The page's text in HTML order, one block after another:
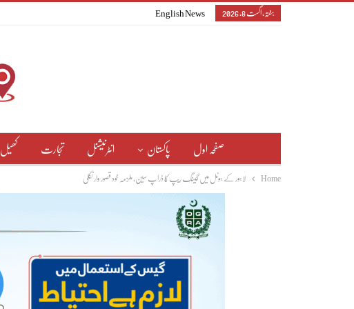
ہفتہ, اگست 8, 2026 English News
صفحہ اول پاکستان انٹرنیشنل تجارت کھیل
Home لاہور کے ہوٹل میں گینگ ریپ کا ڈراپ سین، ملزمہ خود قصور وار نکلی